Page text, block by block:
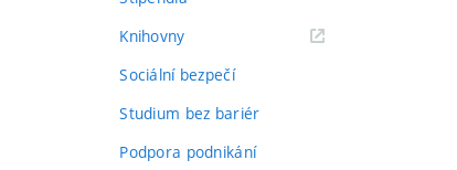
Knihovny(externí
Sociální bezpečí
Studium bez bariér
Podpora podnikání